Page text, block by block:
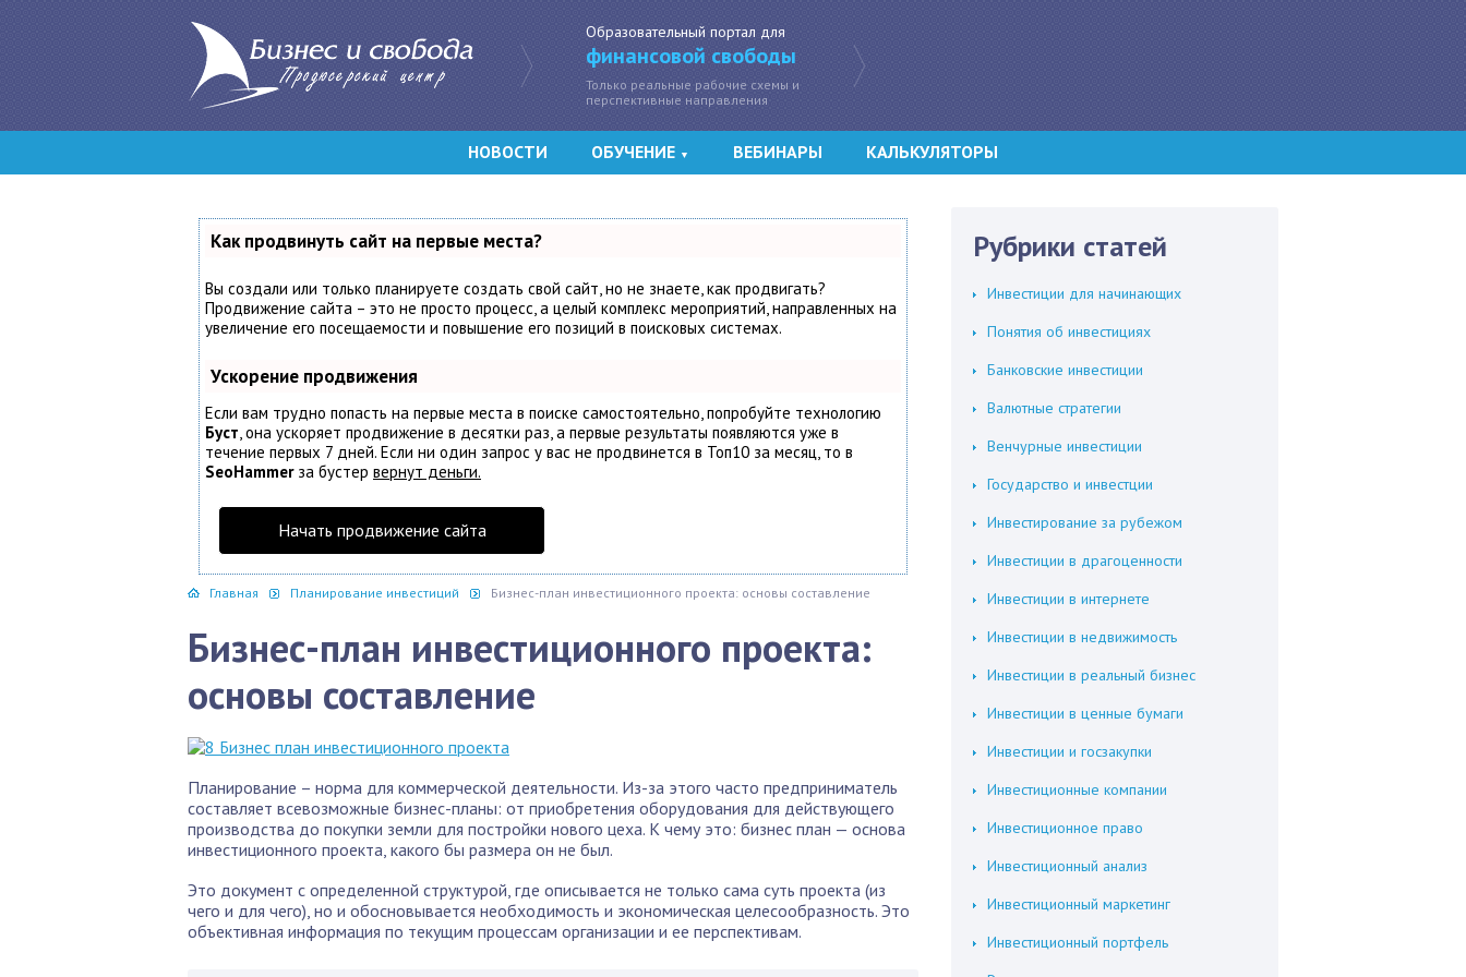
Образовательный портал для
финансовой свободы
Только реальные рабочие схемы и
перспективные направления
НОВОСТИ ОБУЧЕНИЕ ▼ ВЕБИНАРЫ КАЛЬКУЛЯТОРЫ
Как продвинуть сайт на первые места?
Вы создали или только планируете создать свой сайт, но не знаете, как продвигать?
Продвижение сайта – это не просто процесс, а целый комплекс мероприятий, направленных на
увеличение его посещаемости и повышение его позиций в поисковых системах.
Ускорение продвижения
Если вам трудно попасть на первые места в поиске самостоятельно, попробуйте технологию
Буст, она ускоряет продвижение в десятки раз, а первые результаты появляются уже в
течение первых 7 дней. Если ни один запрос у вас не продвинется в Топ10 за месяц, то в
SeoHammerза бустер вернут деньги.
Начать продвижение сайта
Главная Планирование инвестиций Бизнес-план инвестиционного проекта: основы составление
Бизнес-план инвестиционного проекта:
основы составление
Планирование – норма для коммерческой деятельности. Из-за этого часто предприниматель
составляет всевозможные бизнес-планы: от приобретения оборудования для действующего
производства до покупки земли для постройки нового цеха. К чему это: бизнес план — основа
инвестиционного проекта, какого бы размера он не был.
Это документ с определенной структурой, где описывается не только сама суть проекта (из
чего и для чего), но и обосновывается необходимость и экономическая целесообразность. Это
объективная информация по текущим процессам организации и ее перспективам.
Рубрики статей
Инвестиции для начинающих
Понятия об инвестициях
Банковские инвестиции
Валютные стратегии
Венчурные инвестиции
Государство и инвестции
Инвестирование за рубежом
Инвестиции в драгоценности
Инвестиции в интернете
Инвестиции в недвижимость
Инвестиции в реальный бизнес
Инвестиции в ценные бумаги
Инвестиции и госзакупки
Инвестиционные компании
Инвестиционное право
Инвестиционный анализ
Инвестиционный маркетинг
Инвестиционный портфель